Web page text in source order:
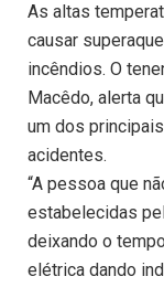
As altas
causar
incêndios. O
Macêdo, alerta
um dos
acidentes.
“A pessoa que
estabelecidas
deixando o
elétrica dando